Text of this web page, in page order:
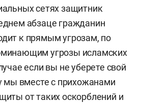
сетях защитник
абзаце гражданин
к прямым угрозам, по
угрозы исламских
если вы не уберете свой
мы вместе с прихожанами
от таких оскорблений и